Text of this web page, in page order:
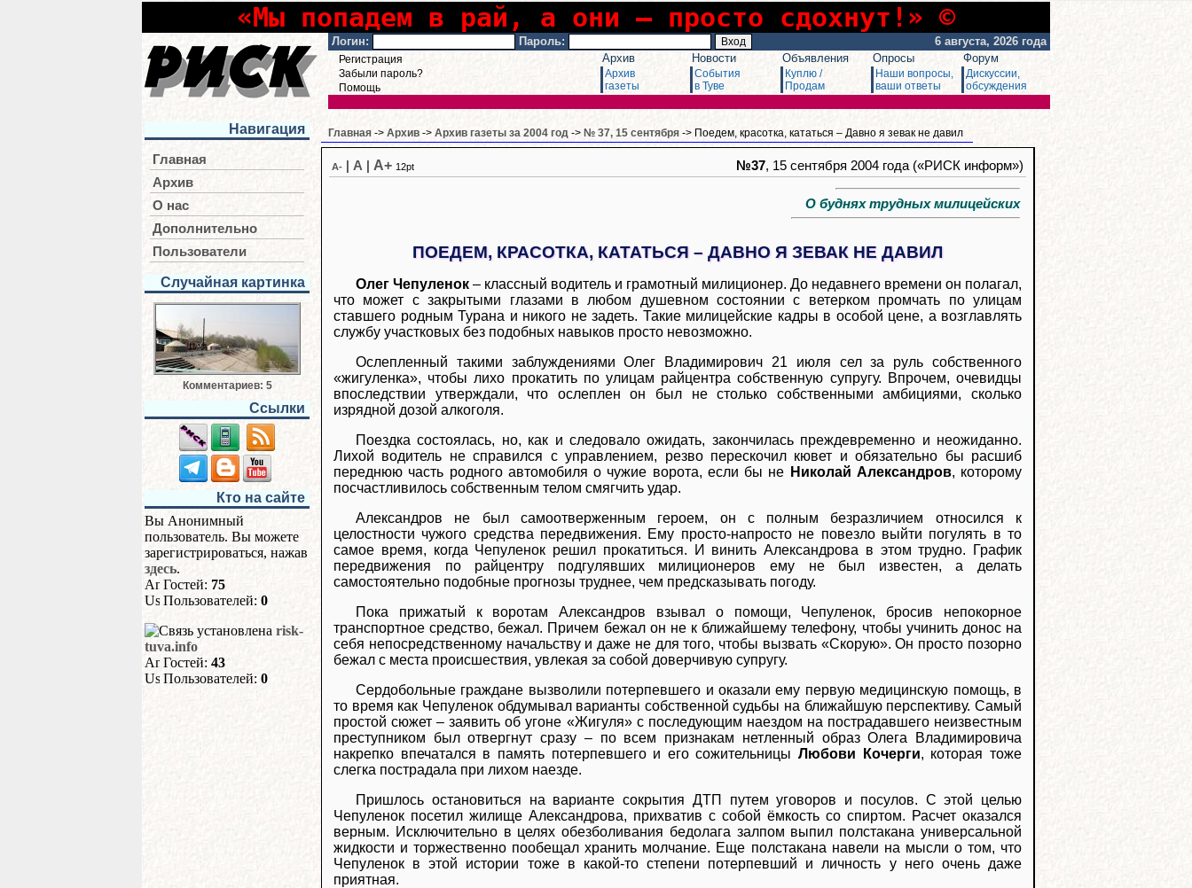
«Мы попадем в рай, а они – просто сдохнут!» ©
Логин: Пароль: 6 августа, 2026 года
Регистрация
Забыли пароль?
Помощь
Архив
Архив
газеты
Новости
События
в Туве
Объявления
Куплю /
Продам
Опросы
Наши вопросы,
ваши ответы
Форум
Дискуссии,
обсуждения
Навигация
Главная
Архив
О нас
Дополнительно
Пользователи
Случайная картинка
Комментариев: 5
Ссылки
Кто на сайте
Вы Анонимный
пользователь. Вы можете
зарегистрироваться, нажав
здесь.
Гостей: 75
Пользователей: 0
risk-
tuva.info
Гостей: 43
Пользователей: 0
Главная -> Архив -> Архив газеты за 2004 год -> № 37, 15 сентября -> Поедем, красотка, кататься – Давно я зевак не давил
A- A A+ 12pt №37, 15 сентября 2004 года («РИСК информ»)
О буднях трудных милицейских
ПОЕДЕМ, КРАСОТКА, КАТАТЬСЯ – ДАВНО Я ЗЕВАК НЕ ДАВИЛ
Олег Чепуленок – классный водитель и грамотный милиционер. До недавнего времени он полагал,
что может с закрытыми глазами в любом душевном состоянии с ветерком промчать по улицам
ставшего родным Турана и никого не задеть. Такие милицейские кадры в особой цене, а возглавлять
службу участковых без подобных навыков просто невозможно.
Ослепленный такими заблуждениями Олег Владимирович 21 июля сел за руль собственного
«жигуленка», чтобы лихо прокатить по улицам райцентра собственную супругу. Впрочем, очевидцы
впоследствии утверждали, что ослеплен он был не столько собственными амбициями, сколько
изрядной дозой алкоголя.
Поездка состоялась, но, как и следовало ожидать, закончилась преждевременно и неожиданно.
Лихой водитель не справился с управлением, резво перескочил кювет и обязательно бы расшиб
переднюю часть родного автомобиля о чужие ворота, если бы не Николай Александров, которому
посчастливилось собственным телом смягчить удар.
Александров не был самоотверженным героем, он с полным безразличием относился к
целостности чужого средства передвижения. Ему просто-напросто не повезло выйти погулять в то
самое время, когда Чепуленок решил прокатиться. И винить Александрова в этом трудно. График
передвижения по райцентру подгулявших милиционеров ему не был известен, а делать
самостоятельно подобные прогнозы труднее, чем предсказывать погоду.
Пока прижатый к воротам Александров взывал о помощи, Чепуленок, бросив непокорное
транспортное средство, бежал. Причем бежал он не к ближайшему телефону, чтобы учинить донос на
себя непосредственному начальству и даже не для того, чтобы вызвать «Скорую». Он просто позорно
бежал с места происшествия, увлекая за собой доверчивую супругу.
Сердобольные граждане вызволили потерпевшего и оказали ему первую медицинскую помощь, в
то время как Чепуленок обдумывал варианты собственной судьбы на ближайшую перспективу. Самый
простой сюжет – заявить об угоне «Жигуля» с последующим наездом на пострадавшего неизвестным
преступником был отвергнут сразу – по всем признакам нетленный образ Олега Владимировича
накрепко впечатался в память потерпевшего и его сожительницыЛюбови Кочерги, которая тоже
слегка пострадала при лихом наезде.
Пришлось остановиться на варианте сокрытия ДТП путем уговоров и посулов. С этой целью
Чепуленок посетил жилище Александрова, прихватив с собой ёмкость со спиртом. Расчет оказался
верным. Исключительно в целях обезболивания бедолага залпом выпил полстакана универсальной
жидкости и торжественно пообещал хранить молчание. Еще полстакана навели на мысли о том, что
Чепуленок в этой истории тоже в какой-то степени потерпевший и личность у него очень даже
приятная.